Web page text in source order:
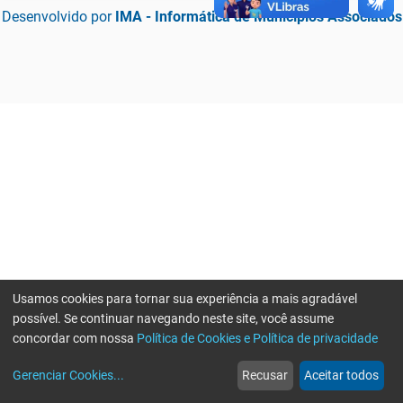
Desenvolvido por IMA - Informática de Municípios Associados
web
Notícias
more_horiz
Mais
Usamos cookies para tornar sua experiência a mais agradável
possível. Se continuar navegando neste site, você assume
concordar com nossa Política de Cookies e Política de privacidade
Gerenciar Cookies... Recusar Aceitar todos
Erro ao enviar informações, por favor tente novamente